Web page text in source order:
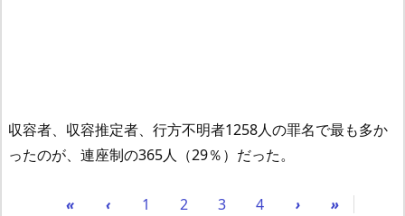
収容者、収容推定者、行方不明者1258人の罪名で最も多か
ったのが、連座制の365人（29％）だった。
« ‹ 1 2 3 4 › »